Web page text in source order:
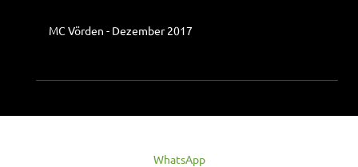
MC Vörden - Dezember 2017
WhatsApp